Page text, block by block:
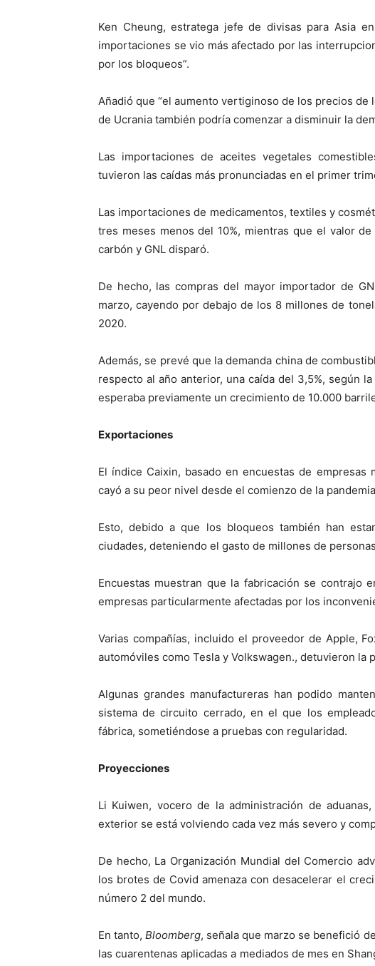
Ken Cheung, estratega jefe de divisas para Asia
importaciones se vio más afectado por las
por los bloqueos”.
Añadió que “el aumento vertiginoso de los precios
de Ucrania también podría comenzar a disminuir la
Las importaciones de aceites vegetales
tuvieron las caídas más pronunciadas en el primer
Las importaciones de medicamentos, textiles y
tres meses menos del 10%, mientras que el valor
carbón y GNL disparó.
De hecho, las compras del mayor importador de
marzo, cayendo por debajo de los 8 millones de
2020.
Además, se prevé que la demanda china de
respecto al año anterior, una caída del 3,5%, según
esperaba previamente un crecimiento de 10.000
Exportaciones
El índice Caixin, basado en encuestas de empresas
cayó a su peor nivel desde el comienzo de la
Esto, debido a que los bloqueos también han
ciudades, deteniendo el gasto de millones de
Encuestas muestran que la fabricación se contrajo
empresas particularmente afectadas por los
Varias compañías, incluido el proveedor de Apple,
automóviles como Tesla y Volkswagen., detuvieron la
Algunas grandes manufactureras han podido
sistema de circuito cerrado, en el que los
fábrica, sometiéndose a pruebas con regularidad.
Proyecciones
Li Kuiwen, vocero de la administración de
exterior se está volviendo cada vez más severo y
De hecho, La Organización Mundial del Comercio
los brotes de Covid amenaza con desacelerar el
número 2 del mundo.
En tanto,Bloomberg, señala que marzo se benefició
las cuarentenas aplicadas a mediados de mes en